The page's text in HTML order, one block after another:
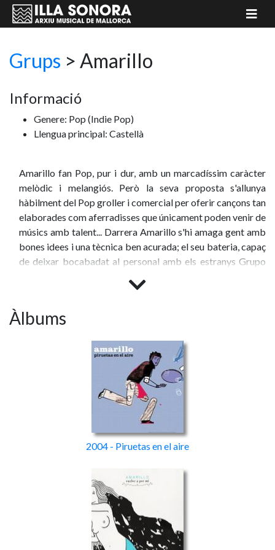
Grups > Amarillo
Informació
Genere: Pop (Indie Pop)
Llengua principal: Castellà
Amarillo fan Pop, pur i dur, amb un marcadíssim caràcter
melòdic i melangiós. Però la seva proposta s'allunya
hàbilment del Pop groller i comercial per oferir cançons tan
elaborades com aferradisses que únicament poden venir de
músics amb talent... Darrera Amarillo s'hi amaga gent amb
bones idees i una tècnica ben acurada; el seu bateria, capaç
de deixar bocabadat al personal amb els estranys Grupo
Àlbums
2004 - Piruetas en el aire